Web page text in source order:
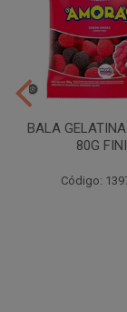
BALA
80G FINI
Código: